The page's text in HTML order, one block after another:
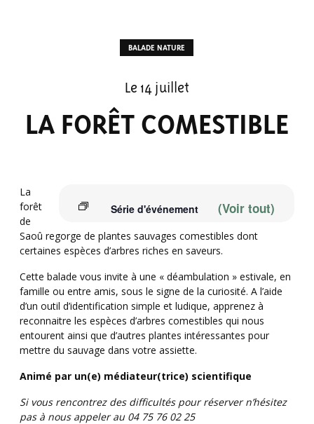
BALADE NATURE
Le 14 juillet
LA FORÊT COMESTIBLE
Série d'événement (Voir tout)
La
forêt
de
Saoû regorge de plantes sauvages comestibles dont
certaines espèces d’arbres riches en saveurs.
Cette balade vous invite à une « déambulation » estivale, en
famille ou entre amis, sous le signe de la curiosité. A l’aide
d’un outil d’identification simple et ludique, apprenez à
reconnaitre les espèces d’arbres comestibles qui nous
entourent ainsi que d’autres plantes intéressantes pour
mettre du sauvage dans votre assiette.
Animé par un(e) médiateur(trice) scientifique
Si vous rencontrez des difficultés pour réserver n’hésitez
pas à nous appeler au 04 75 76 02 25